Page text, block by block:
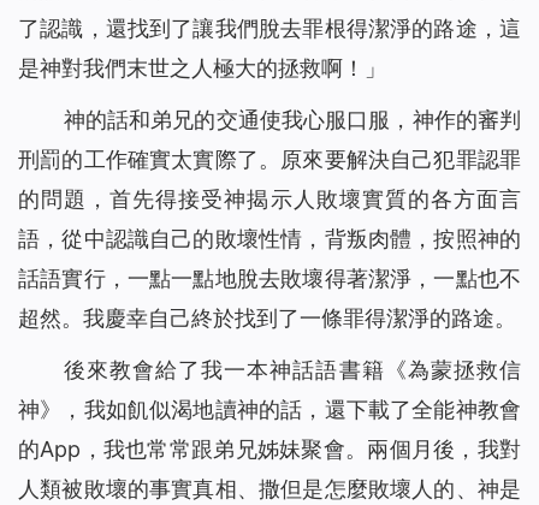
了認識，還找到了讓我們脫去罪根得潔淨的路途，這
是神對我們末世之人極大的拯救啊！」
神的話和弟兄的交通使我心服口服，神作的審判
刑罰的工作確實太實際了。原來要解決自己犯罪認罪
的問題，首先得接受神揭示人敗壞實質的各方面言
語，從中認識自己的敗壞性情，背叛肉體，按照神的
話語實行，一點一點地脫去敗壞得著潔淨，一點也不
超然。我慶幸自己終於找到了一條罪得潔淨的路途。
後來教會給了我一本神話語書籍《為蒙拯救信
神》，我如飢似渴地讀神的話，還下載了全能神教會
的App，我也常常跟弟兄姊妹聚會。兩個月後，我對
人類被敗壞的事實真相、撒但是怎麼敗壞人的、神是